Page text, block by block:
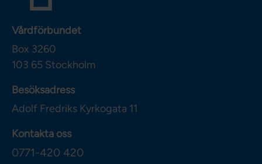
Vårdförbundet
Box 3260
103 65 Stockholm
Besöksadress
Adolf Fredriks Kyrkogata 11
Kontakta oss
0771-420 420